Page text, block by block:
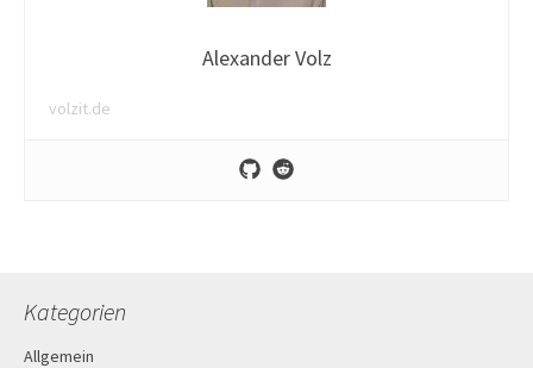
Alexander Volz
volzit.de
Kategorien
Allgemein